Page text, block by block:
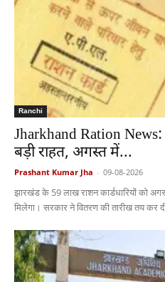
Ranchi
Jharkhand Ration News:
बड़ी राहत, अगस्त में...
Prashant Kumar Jha - 09-08-2026
झारखंड के 59 लाख राशन कार्डधारियों को
मिलेगा। सरकार ने वितरण की तारीख तय कर